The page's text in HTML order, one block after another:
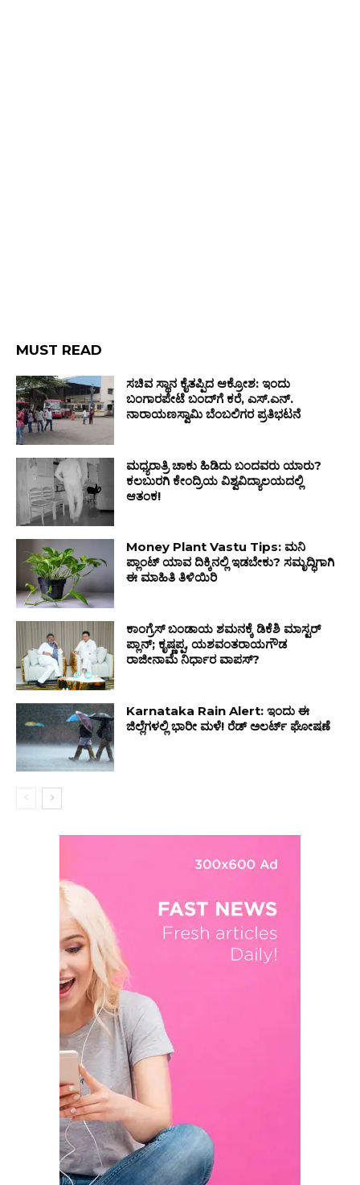
MUST READ
ಸಚಿವ ಸ್ಥಾನ ಕೈತಪ್ಪಿದ ಆಕ್ರೋಶ: ಇಂದು
ಬಂಗಾರಪೇಟೆ ಬಂದ್‌ಗೆ ಕರೆ, ಎಸ್.ಎನ್.
ನಾರಾಯಣಸ್ವಾಮಿ ಬೆಂಬಲಿಗರ ಪ್ರತಿಭಟನೆ
ಮಧ್ಯರಾತ್ರಿ ಚಾಕು ಹಿಡಿದು ಬಂದವರು ಯಾರು?
ಕಲಬುರಗಿ ಕೇಂದ್ರಿಯ ವಿಶ್ವವಿದ್ಯಾಲಯದಲ್ಲಿ
ಆತಂಕ!
Money Plant Vastu Tips: ಮನಿ
ಪ್ಲಾಂಟ್ ಯಾವ ದಿಕ್ಕಿನಲ್ಲಿ ಇಡಬೇಕು? ಸಮೃದ್ಧಿಗಾಗಿ
ಈ ಮಾಹಿತಿ ತಿಳಿಯಿರಿ
ಕಾಂಗ್ರೆಸ್ ಬಂಡಾಯ ಶಮನಕ್ಕೆ ಡಿಕೆಶಿ ಮಾಸ್ಟರ್
ಪ್ಲಾನ್; ಕೃಷ್ಣಪ್ಪ, ಯಶವಂತರಾಯಗೌಡ
ರಾಜೀನಾಮೆ ನಿರ್ಧಾರ ವಾಪಸ್?
Karnataka Rain Alert: ಇಂದು ಈ
ಜಿಲ್ಲೆಗಳಲ್ಲಿ ಭಾರೀ ಮಳೆ! ರೆಡ್ ಅಲರ್ಟ್ ಘೋಷಣೆ